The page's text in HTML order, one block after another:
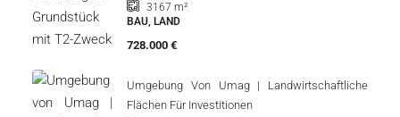
3167 m²
BAU, LAND
728.000 €
Umgebung Von Umag | Landwirtschaftliche
Flächen Für Investitionen